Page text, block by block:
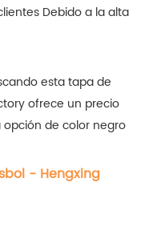
Debido a la alta
esta tapa de
ofrece un precio
de color negro
- Hengxing